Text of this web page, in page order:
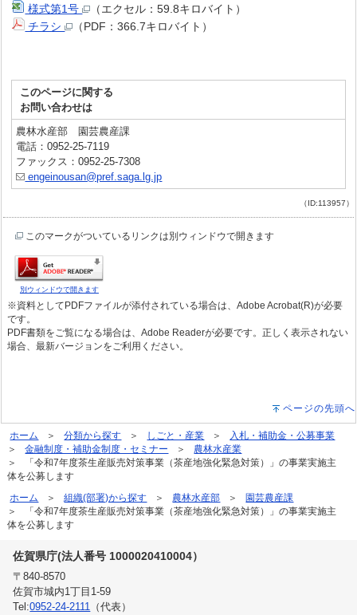
様式第1号
（エクセル：59.8キロバイト）
チラシ
（PDF：366.7キロバイト）
このページに関する
お問い合わせは
農林水産部 園芸農産課
電話：0952-25-7119
ファックス：0952-25-7308
engeinousan@pref.saga.lg.jp
（ID:113957）
このマークがついているリンクは別ウィンドウで開きます
別ウィンドウで開きます
※資料としてPDFファイルが添付されている場合は、Adobe Acrobat(R)が必要
です。
PDF書類をご覧になる場合は、Adobe Readerが必要です。正しく表示されない
場合、最新バージョンをご利用ください。
ページの先頭へ
ホーム 分類から探す しごと・産業
入札・補助金・公募事業
金融制度・補助金制度・セミナー
農林水産業
「令和7年度茶生産販売対策事業（茶産地強化緊急対策）」の事業実施主
体を公募します
ホーム
組織(部署)から探す 農林水産部
園芸農産課
「令和7年度茶生産販売対策事業（茶産地強化緊急対策）」の事業実施主
体を公募します
佐賀県庁(法人番号 1000020410004）
〒840-8570
佐賀市城内1丁目1-59
Tel:0952-24-2111 （代表）